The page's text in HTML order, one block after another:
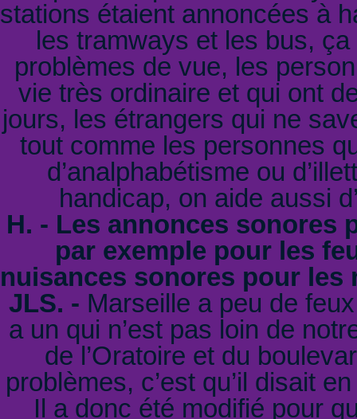
stations étaient annoncées à
les tramways et les bus,
problèmes de vue, les
vie très ordinaire et qui ont
jours, les étrangers qui ne
tout comme les personnes
d’analphabétisme ou
handicap, on aide aussi
H. - Les annonces sonores
par exemple pour les
nuisances sonores pour
JLS. - Marseille a peu de
a un qui n’est pas loin de
de l’Oratoire et du
problèmes, c’est qu’il disait
Il a donc été modifié pour